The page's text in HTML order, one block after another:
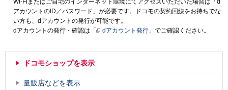
Wi-Fiまたはご自宅のインターネット環境にてアクセスいただいた場合は「d
アカウントのID／パスワード」が必要です。ドコモの契約回線をお持ちでな
い方も、dアカウントの発行が可能です。
dアカウントの発行・確認は「
dアカウント発行 」でご確認ください。
ドコモショップを表示
量販店などを表示